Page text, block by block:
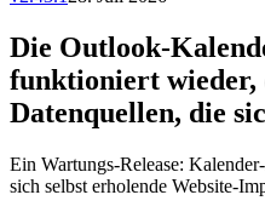
Die Outlook-
funktioniert wieder,
Datenquellen, die
Ein Wartungs-Release:
sich selbst erholende Website-